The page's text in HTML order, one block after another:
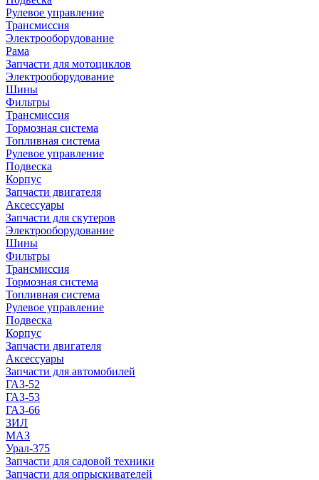
Рулевое управление
Трансмиссия
Электрооборудование
Рама
Запчасти для мотоциклов
Электрооборудование
Шины
Фильтры
Трансмиссия
Тормозная система
Топливная система
Рулевое управление
Подвеска
Корпус
Запчасти двигателя
Аксессуары
Запчасти для скутеров
Электрооборудование
Шины
Фильтры
Трансмиссия
Тормозная система
Топливная система
Рулевое управление
Подвеска
Корпус
Запчасти двигателя
Аксессуары
Запчасти для автомобилей
ГАЗ-52
ГАЗ-53
ГАЗ-66
ЗИЛ
МАЗ
Урал-375
Запчасти для садовой техники
Запчасти для опрыскивателей